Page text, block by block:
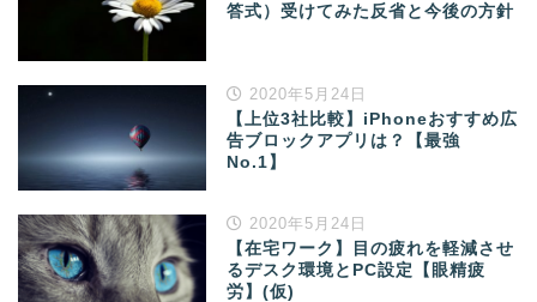
答式）受けてみた反省と今後の方針
2020年5月24日
【上位3社比較】iPhoneおすすめ広
告ブロックアプリは？【最強
No.1】
2020年5月24日
【在宅ワーク】目の疲れを軽減させ
るデスク環境とPC設定【眼精疲
労】(仮)